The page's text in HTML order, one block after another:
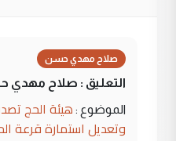
صلاح مهدي حسن
التعليق : صلاح مهدي
الموضوع : هيئة الحج
وتعديل استمارة قرعة